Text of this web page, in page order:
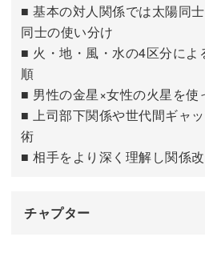
ただし大事なのは、相性の良し
人間関係を円滑にするためのヒ
占星術の魅力です♪
■ 基本の対人関係では太陽同
同士の使い分け
■ 火・地・風・水の4区分によ
順
■ 男性の金星×女性の火星を使
■ 上司部下関係や世代間ギャ
術
■ 相手をより深く理解し関係
チャプター